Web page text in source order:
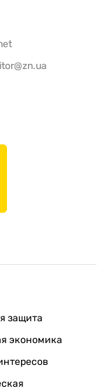
защита
экономика